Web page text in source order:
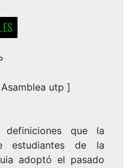
Asamblea utp ]
que la
estudiantes de la
adoptó el pasado